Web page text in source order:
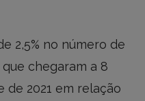
2,5% no número de
chegaram a 8
2021 em relação